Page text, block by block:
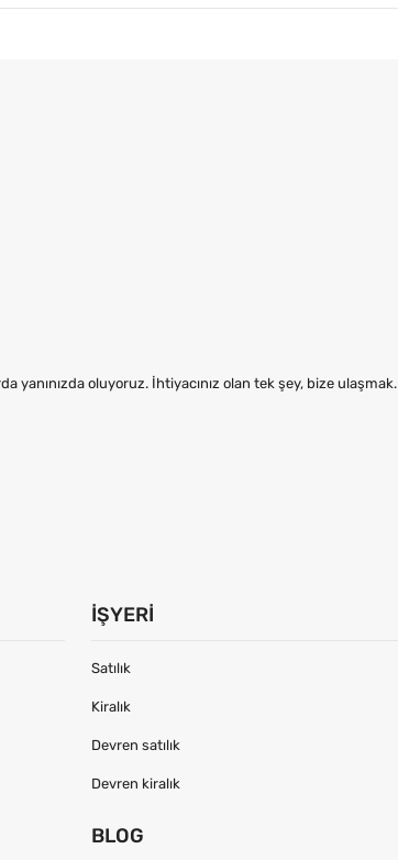
yanınızda oluyoruz. İhtiyacınız olan tek şey, bize ulaşmak.
İŞYERI
Satılık
Kiralık
Devren satılık
Devren kiralık
BLOG